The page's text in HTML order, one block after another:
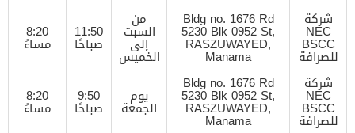
شركة
NEC
BSCC
للصرافة
Bldg no. 1676 Rd
5230 Blk 0952 St,
RASZUWAYED,
Manama
من
السبت
إلى
الخميس
11:50
صباحًا
8:20
مساءً
شركة
NEC
BSCC
للصرافة
Bldg no. 1676 Rd
5230 Blk 0952 St,
RASZUWAYED,
Manama
يوم
الجمعة
9:50
صباحًا
8:20
مساءً